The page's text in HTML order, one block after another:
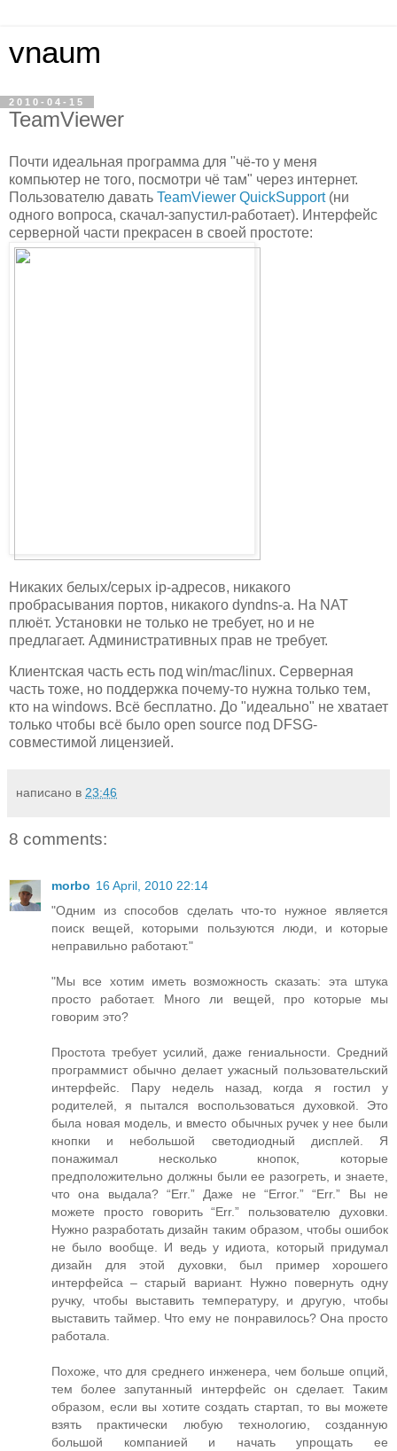
vnaum
2010-04-15
TeamViewer
Почти идеальная программа для "чё-то у меня
компьютер не того, посмотри чё там" через интернет.
Пользователю давать TeamViewer QuickSupport(ни
одного вопроса, скачал-запустил-работает). Интерфейс
серверной части прекрасен в своей простоте:
Никаких белых/серых ip-адресов, никакого
пробрасывания портов, никакого dyndns-а. На NAT
плюёт. Установки не только не требует, но и не
предлагает. Административных прав не требует.
Клиентская часть есть под win/mac/linux. Серверная
часть тоже, но поддержка почему-то нужна только тем,
кто на windows. Всё бесплатно. До "идеально" не хватает
только чтобы всё было open source под DFSG-
совместимой лицензией.
написано в 23:46
8 comments:
morbo 16 April, 2010 22:14
"Одним из способов сделать что-то нужное является
поиск вещей, которыми пользуются люди, и которые
неправильно работают."
"Мы все хотим иметь возможность сказать: эта штука
просто работает. Много ли вещей, про которые мы
говорим это?
Простота требует усилий, даже гениальности. Средний
программист обычно делает ужасный пользовательский
интерфейс. Пару недель назад, когда я гостил у
родителей, я пытался воспользоваться духовкой. Это
была новая модель, и вместо обычных ручек у нее были
кнопки и небольшой светодиодный дисплей. Я
понажимал несколько кнопок, которые
предположительно должны были ее разогреть, и знаете,
что она выдала? “Err.” Даже не “Error.” “Err.” Вы не
можете просто говорить “Err.” пользователю духовки.
Нужно разработать дизайн таким образом, чтобы ошибок
не было вообще. И ведь у идиота, который придумал
дизайн для этой духовки, был пример хорошего
интерфейса – старый вариант. Нужно повернуть одну
ручку, чтобы выставить температуру, и другую, чтобы
выставить таймер. Что ему не понравилось? Она просто
работала.
Похоже, что для среднего инженера, чем больше опций,
тем более запутанный интерфейс он сделает. Таким
образом, если вы хотите создать стартап, то вы можете
взять практически любую технологию, созданную
большой компанией и начать упрощать ее